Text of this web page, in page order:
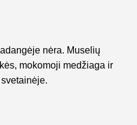
nėra. Muselių
mokomoji medžiaga ir